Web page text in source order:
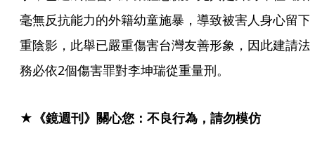
毫無反抗能力的外籍幼童施暴，導致被害人身心留下
重陰影，此舉已嚴重傷害台灣友善形象，因此建請法
務必依2個傷害罪對李坤瑞從重量刑。
★《鏡週刊》關心您：不良行為，請勿模仿